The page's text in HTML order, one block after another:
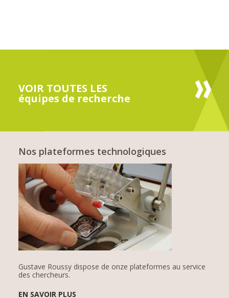
VOIR TOUTES LES
équipes de recherche
Nos plateformes technologiques
Gustave Roussy dispose de onze plateformes au service
des chercheurs.
EN SAVOIR PLUS